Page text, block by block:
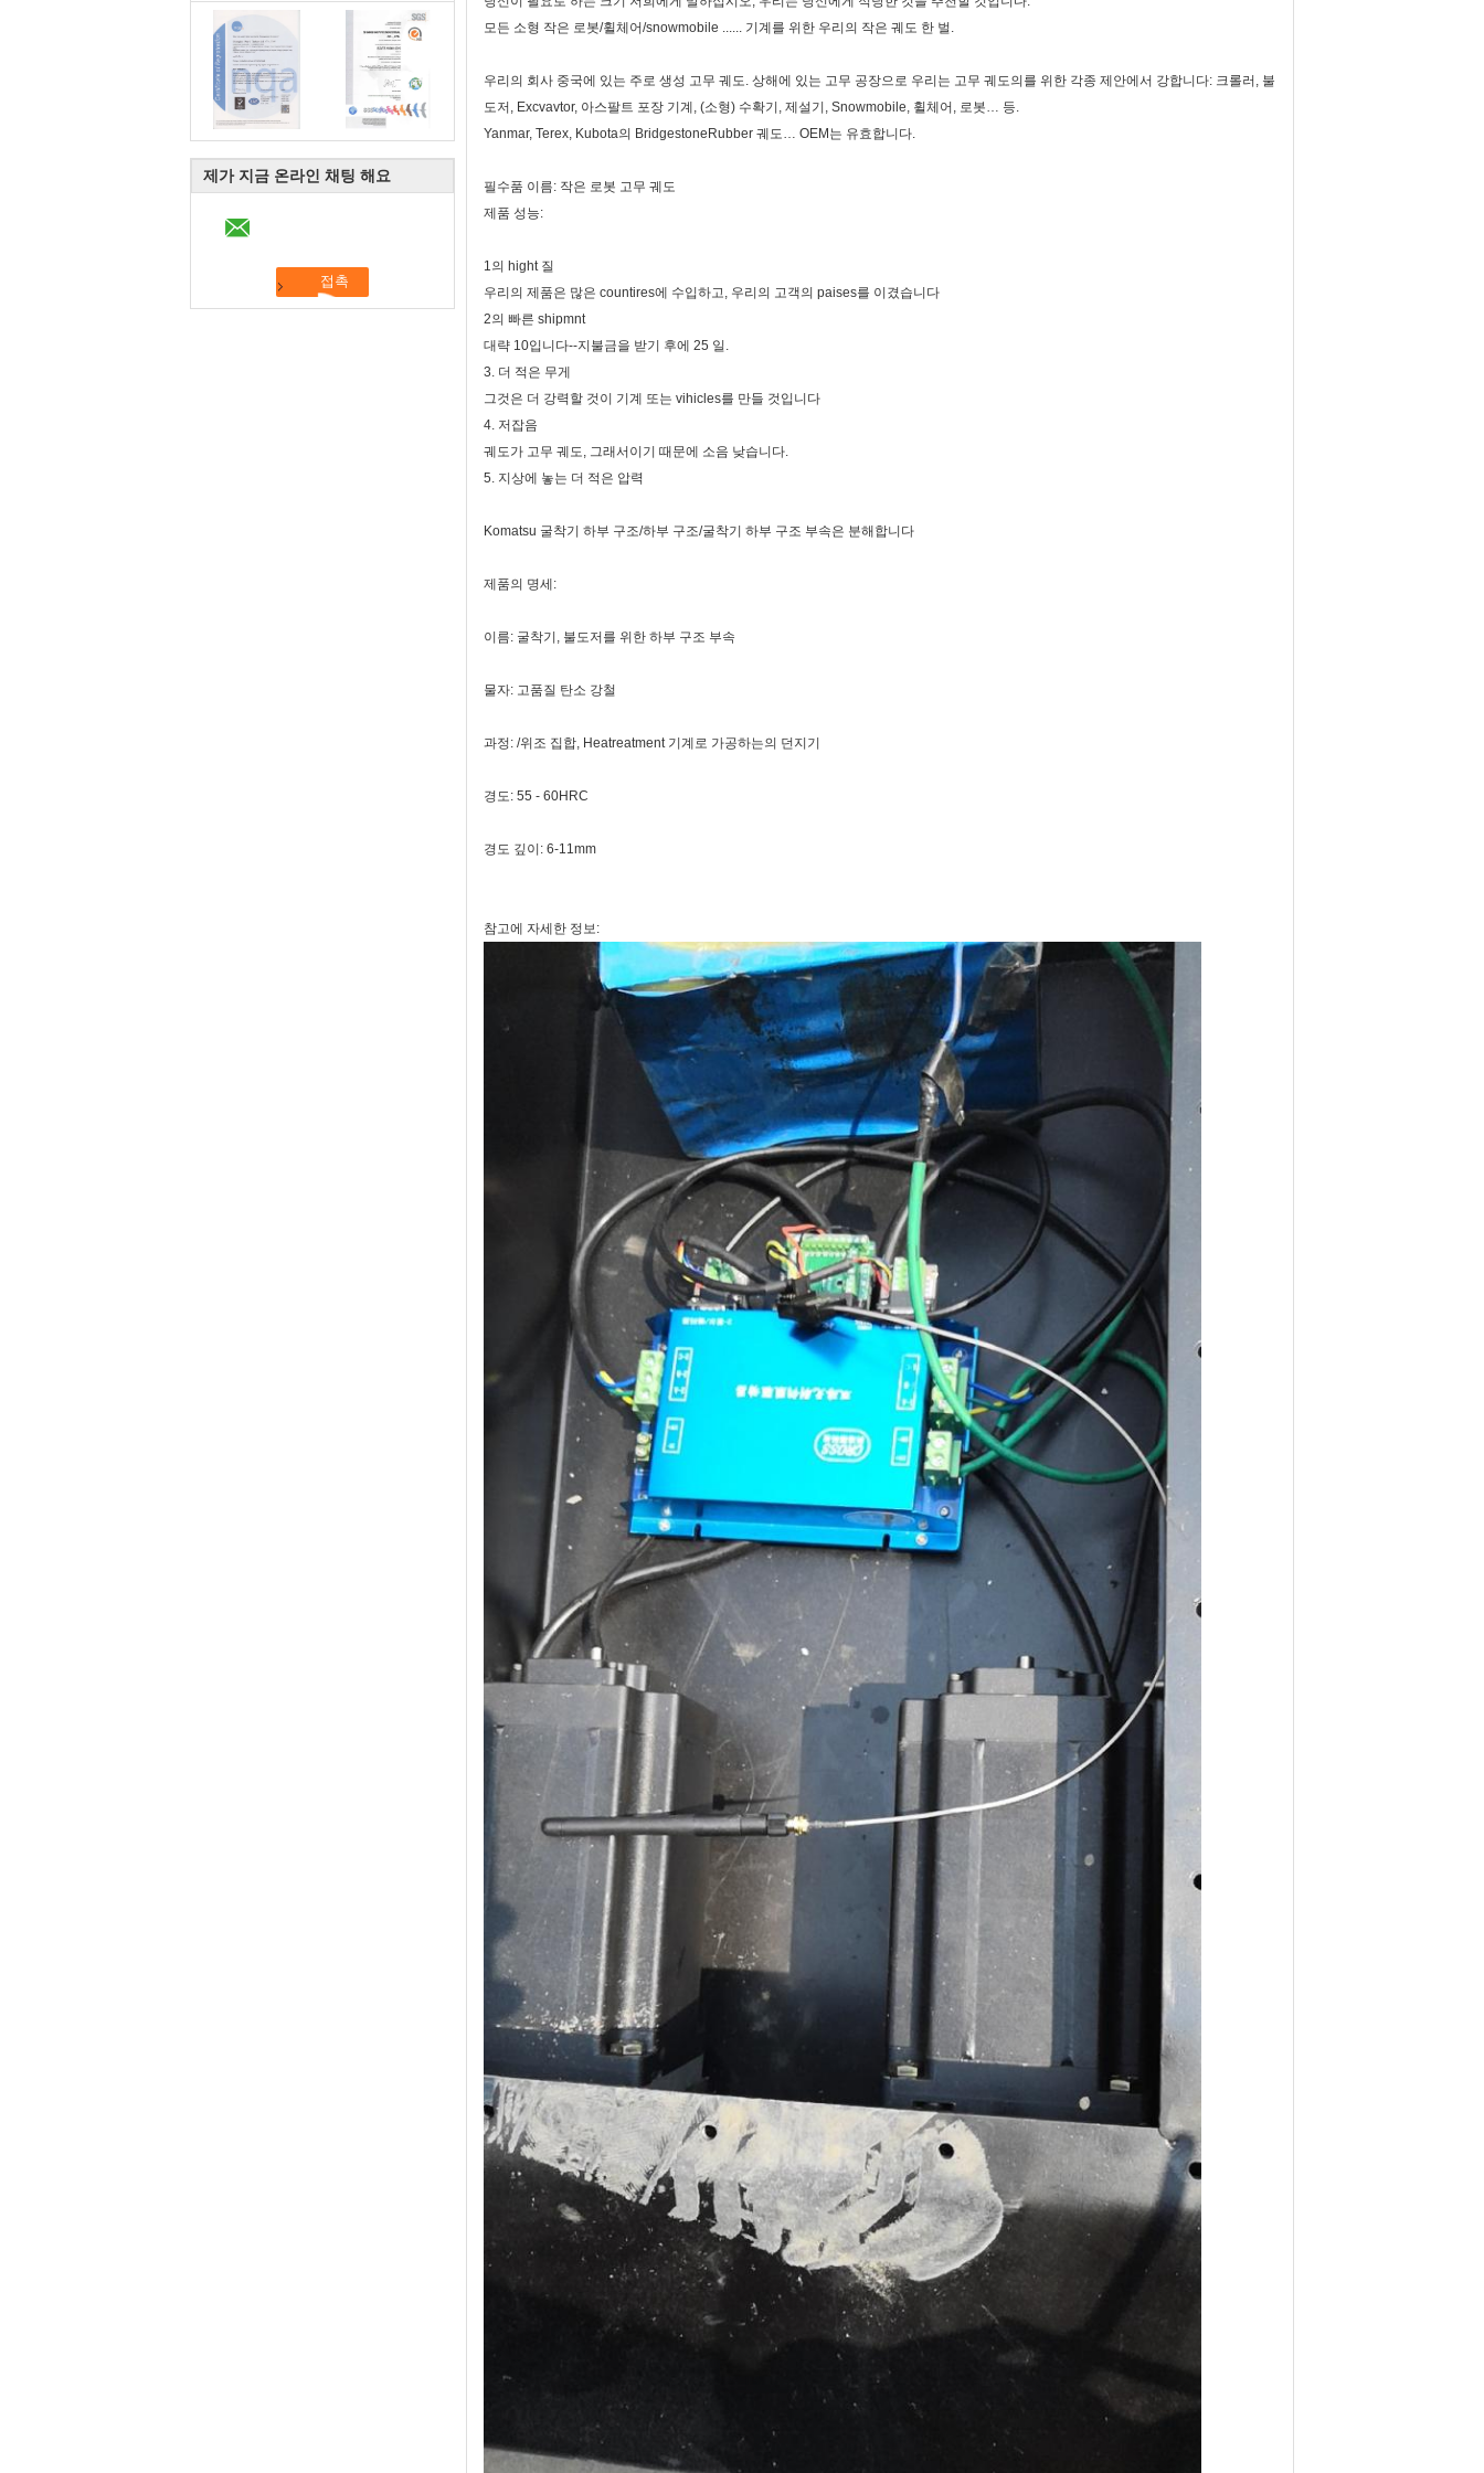
제가 지금 온라인 채팅 해요
모든 소형 작은 로봇/휠체어/snowmobile ...... 기계를 위한 우리의 작은 궤도 한 벌.
우리의 회사 중국에 있는 주로 생성 고무 궤도. 상해에 있는 고무 공장으로 우리는 고무 궤도의를 위한 각종 제안에서 강합니다: 크롤러, 불
도저, Excvavtor, 아스팔트 포장 기계, (소형) 수확기, 제설기, Snowmobile, 휠체어, 로봇… 등.
Yanmar, Terex, Kubota의 BridgestoneRubber 궤도… OEM는 유효합니다.
필수품 이름: 작은 로봇 고무 궤도
제품 성능:
1의 hight 질
우리의 제품은 많은 countires에 수입하고, 우리의 고객의 paises를 이겼습니다
2의 빠른 shipmnt
대략 10입니다--지불금을 받기 후에 25 일.
3. 더 적은 무게
그것은 더 강력할 것이 기계 또는 vihicles를 만들 것입니다
4. 저잡음
궤도가 고무 궤도, 그래서이기 때문에 소음 낮습니다.
5. 지상에 놓는 더 적은 압력
Komatsu 굴착기 하부 구조/하부 구조/굴착기 하부 구조 부속은 분해합니다
제품의 명세:
이름: 굴착기, 불도저를 위한 하부 구조 부속
물자: 고품질 탄소 강철
과정: /위조 집합, Heatreatment 기계로 가공하는의 던지기
경도: 55 - 60HRC
경도 깊이: 6-11mm
참고에 자세한 정보: